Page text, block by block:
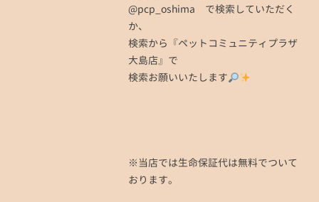
@pcp_oshima で検索していただく
か、
検索から『ペットコミュニティプラザ
大島店』で
検索お願いいたします
※当店では生命保証代は無料でついて
おります。